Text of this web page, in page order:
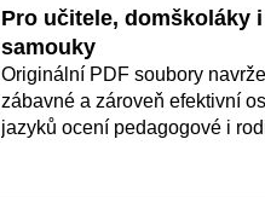
Pro učitele, domškoláky i
samouky
Originální PDF soubory
zábavné a zároveň efektivní
jazyků ocení pedagogové i